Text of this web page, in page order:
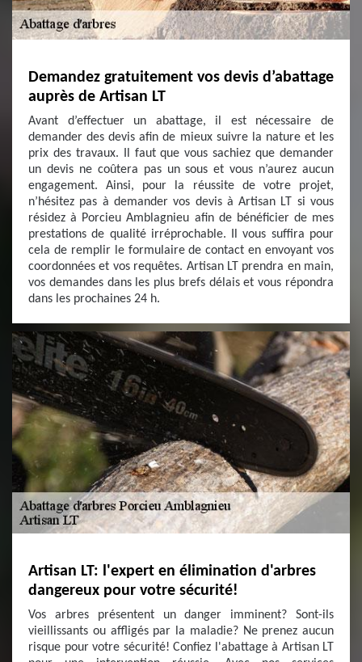
Demandez gratuitement vos devis d’abattage
auprès de Artisan LT
Avant d’effectuer un abattage, il est nécessaire de
demander des devis afin de mieux suivre la nature et les
prix des travaux. Il faut que vous sachiez que demander
un devis ne coûtera pas un sous et vous n’aurez aucun
engagement. Ainsi, pour la réussite de votre projet,
n’hésitez pas à demander vos devis à Artisan LT si vous
résidez à Porcieu Amblagnieu afin de bénéficier de mes
prestations de qualité irréprochable. Il vous suffira pour
cela de remplir le formulaire de contact en envoyant vos
coordonnées et vos requêtes. Artisan LT prendra en main,
vos demandes dans les plus brefs délais et vous répondra
dans les prochaines 24 h.
Artisan LT: l'expert en élimination d'arbres
dangereux pour votre sécurité!
Vos arbres présentent un danger imminent? Sont-ils
vieillissants ou affligés par la maladie? Ne prenez aucun
risque pour votre sécurité! Confiez l'abattage à Artisan LT